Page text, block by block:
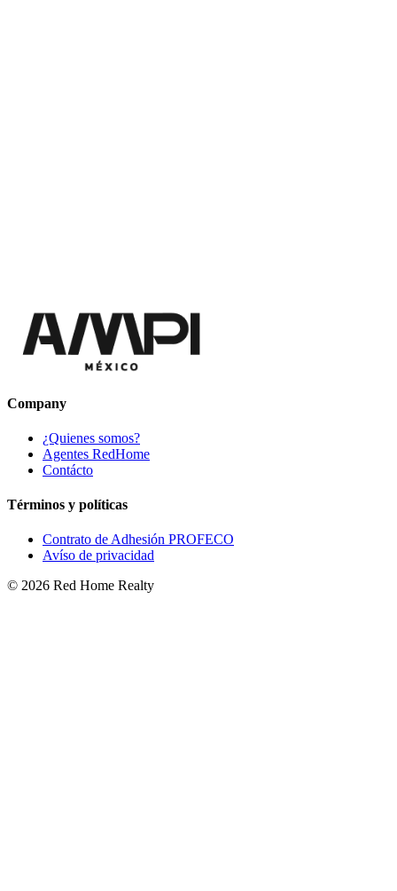
Company
¿Quienes somos?
Agentes RedHome
Contácto
Términos y políticas
Contrato de Adhesión PROFECO
Avíso de privacidad
© 2026 Red Home Realty